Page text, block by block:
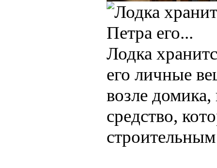
Лодка
его личные
возле
средство,